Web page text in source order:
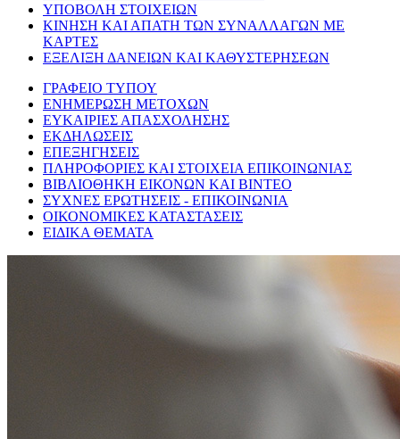
ΥΠΟΒΟΛΗ ΣΤΟΙΧΕΙΩΝ
ΚΙΝΗΣΗ ΚΑΙ ΑΠΑΤΗ ΤΩΝ ΣΥΝΑΛΛΑΓΩΝ ΜΕ
ΚΑΡΤΕΣ
ΕΞΕΛΙΞΗ ΔΑΝΕΙΩΝ ΚΑΙ ΚΑΘΥΣΤΕΡΗΣΕΩΝ
ΓΡΑΦΕΙΟ ΤΥΠΟΥ
ΕΝΗΜΕΡΩΣΗ ΜΕΤΟΧΩΝ
ΕΥΚΑΙΡΙΕΣ ΑΠΑΣΧΟΛΗΣΗΣ
ΕΚΔΗΛΩΣΕΙΣ
ΕΠΕΞΗΓΗΣΕΙΣ
ΠΛΗΡΟΦΟΡΙΕΣ ΚΑΙ ΣΤΟΙΧΕΙΑ ΕΠΙΚΟΙΝΩΝΙΑΣ
ΒΙΒΛΙΟΘΗΚΗ ΕΙΚΟΝΩΝ ΚΑΙ ΒΙΝΤΕΟ
ΣΥΧΝΕΣ ΕΡΩΤΗΣΕΙΣ - ΕΠΙΚΟΙΝΩΝΙΑ
ΟΙΚΟΝΟΜΙΚΕΣ ΚΑΤΑΣΤΑΣΕΙΣ
ΕΙΔΙΚΑ ΘΕΜΑΤΑ